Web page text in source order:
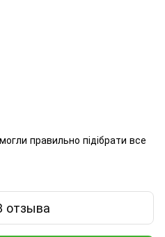
правильно підібрати все
отзыва